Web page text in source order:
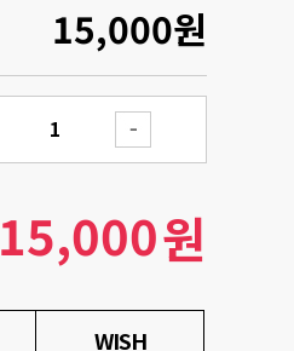
15,000원
15,000원
WISH